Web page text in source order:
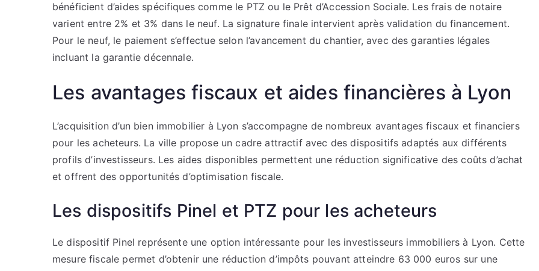
bénéficient d’aides spécifiques comme le PTZ ou le Prêt d’Accession Sociale. Les frais de notaire
varient entre 2% et 3% dans le neuf. La signature finale intervient après validation du financement.
Pour le neuf, le paiement s’effectue selon l’avancement du chantier, avec des garanties légales
incluant la garantie décennale.
Les avantages fiscaux et aides financières à Lyon
L’acquisition d’un bien immobilier à Lyon s’accompagne de nombreux avantages fiscaux et financiers
pour les acheteurs. La ville propose un cadre attractif avec des dispositifs adaptés aux différents
profils d’investisseurs. Les aides disponibles permettent une réduction significative des coûts d’achat
et offrent des opportunités d’optimisation fiscale.
Les dispositifs Pinel et PTZ pour les acheteurs
Le dispositif Pinel représente une option intéressante pour les investisseurs immobiliers à Lyon. Cette
mesure fiscale permet d’obtenir une réduction d’impôts pouvant atteindre 63 000 euros sur une